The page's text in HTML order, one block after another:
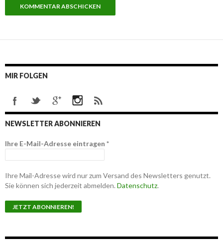
MIR FOLGEN
NEWSLETTER ABONNIEREN
Ihre E-Mail-Adresse eintragen *
Ihre Mail-Adresse wird nur zum Versand des Newsletters genutzt.
Sie können sich jederzeit abmelden. Datenschutz.